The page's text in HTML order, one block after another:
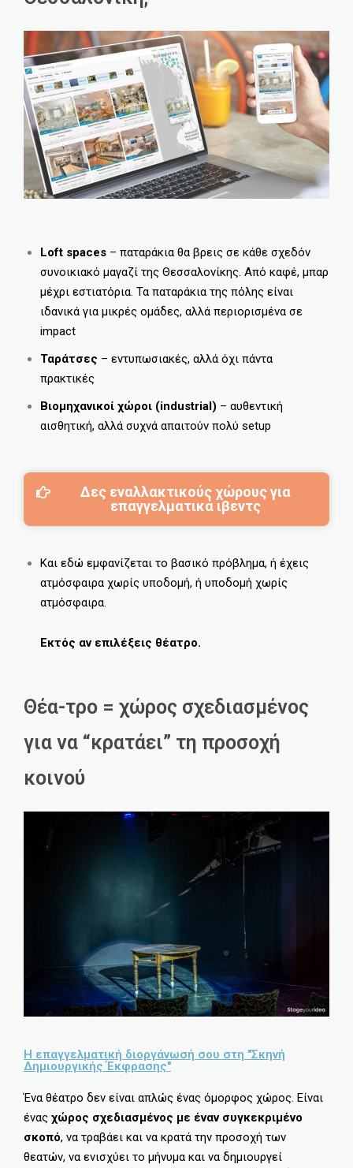
Loft spaces – παταράκια θα βρεις σε κάθε σχεδόν
συνοικιακό μαγαζί της Θεσσαλονίκης. Από καφέ, μπαρ
μέχρι εστιατόρια. Τα παταράκια της πόλης είναι
ιδανικά για μικρές ομάδες, αλλά περιορισμένα σε
impact
Ταράτσες – εντυπωσιακές, αλλά όχι πάντα
πρακτικές
Βιομηχανικοί χώροι (industrial) – αυθεντική
αισθητική, αλλά συχνά απαιτούν πολύ setup
Δες εναλλακτικούς χώρους για
επαγγελματικά ιβεντς
Και εδώ εμφανίζεται το βασικό πρόβλημα, ή έχεις
ατμόσφαιρα χωρίς υποδομή, ή υποδομή χωρίς
ατμόσφαιρα.
Εκτός αν επιλέξεις θέατρο.
Θέα-τρο = χώρος σχεδιασμένος
για να “κρατάει” τη προσοχή
κοινού
Η επαγγελματική διοργάνωσή σου στη "Σκηνή
Δημιουργικής Έκφρασης"
Ένα θέατρο δεν είναι απλώς ένας όμορφος χώρος. Είναι
ένας χώρος σχεδιασμένος με έναν συγκεκριμένο
σκοπό, να τραβάει και να κρατά την προσοχή των
θεατών, να ενισχύει το μήνυμα και να δημιουργεί